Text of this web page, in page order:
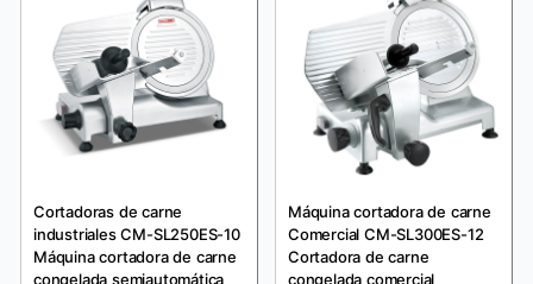
Cortadoras de carne
industriales CM-SL250ES-10
Máquina cortadora de carne
congelada semiautomática
Máquina cortadora de carne
Comercial CM-SL300ES-12
Cortadora de carne
congelada comercial